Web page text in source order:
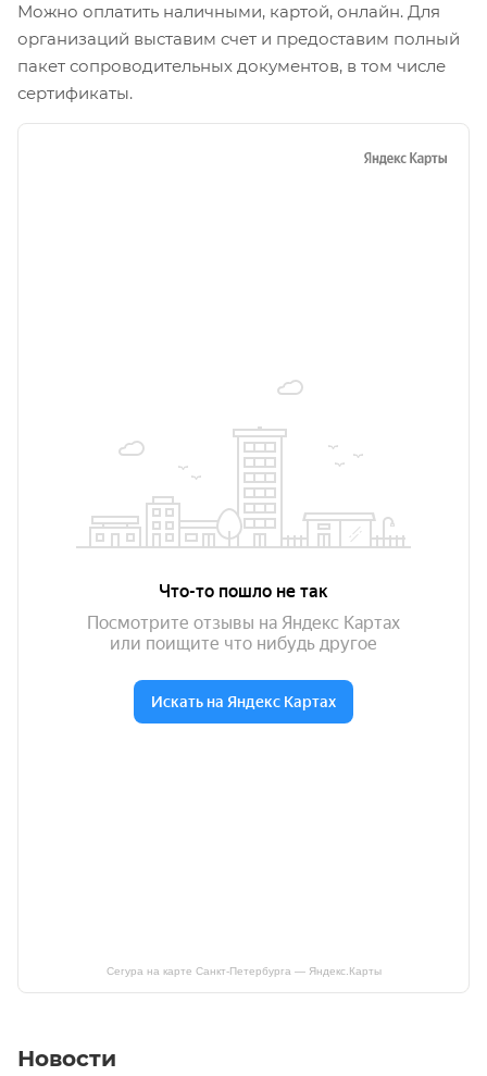
Можно оплатить наличными, картой, онлайн. Для
организаций выставим счет и предоставим полный
пакет сопроводительных документов, в том числе
сертификаты.
Сегура на карте Санкт‑Петербурга — Яндекс.Карты
Новости